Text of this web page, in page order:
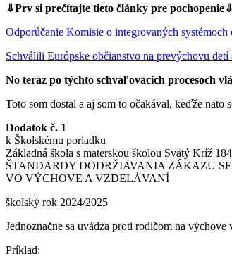
⇓Prv si prečítajte tieto články pre pochopenie⇓
Odporúčanie Komisie o integrovaných
Schválili Európske občianstvo na prevýchovu
No teraz po týchto schvaľovacích procesoch
Toto som dostal a aj som to očakával, keďže nato
Dodatok č. 1
k Školskému poriadku
Základná škola s materskou školou Svätý Kríž 184
ŠTANDARDY DODRŽIAVANIA ZÁKAZU
VO VÝCHOVE A VZDELÁVANÍ
školský rok 2024/2025
Jednoznačne sa uvádza proti rodičom na výchove
Príklad: